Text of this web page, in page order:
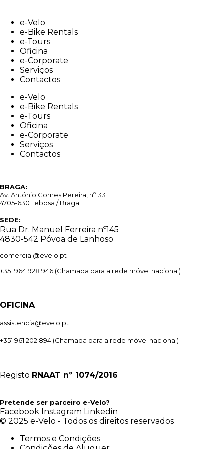
contente-Velo
e-Bike Rentals
e-Tours
Oficina
e-Corporate
Serviços
Contactos
e-Velo
e-Bike Rentals
e-Tours
Oficina
e-Corporate
Serviços
Contactos
BRAGA:
Av. António Gomes Pereira, nº133
4705-630 Tebosa / Braga
SEDE:
Rua Dr. Manuel Ferreira nº145
4830-542 Póvoa de Lanhoso
comercial@evelo.pt
+351 964 928 946 (Chamada para a rede móvel nacional)
OFICINA
assistencia@evelo.pt
+351 961 202 894 (Chamada para a rede móvel nacional)
Registo RNAAT nº 1074/2016
Pretende ser parceiro e-Velo?
Facebook Instagram Linkedin
© 2025 e-Velo - Todos os direitos reservados
Termos e Condições